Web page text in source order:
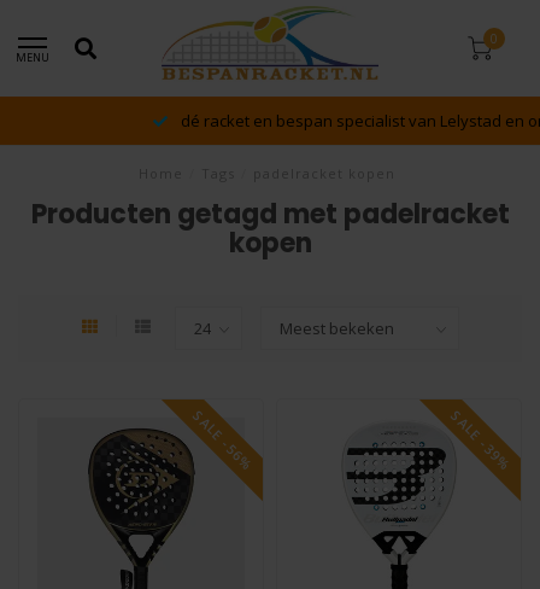
MENU
0
dé racket en bespan specialist van Lelystad en omstreken
Producten getagd met padelracket
kopen
SALE -56% SALE -39%